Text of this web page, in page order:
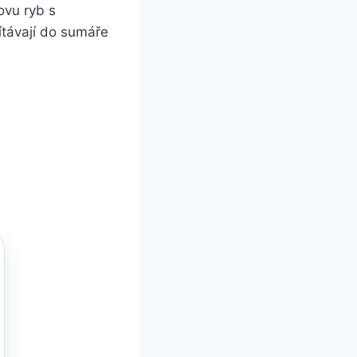
ryb s
do sumáře